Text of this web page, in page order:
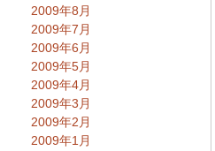
2009年8月
2009年7月
2009年6月
2009年5月
2009年4月
2009年3月
2009年2月
2009年1月